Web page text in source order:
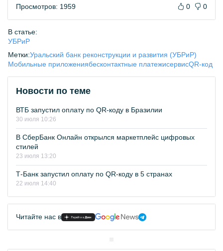
Просмотров: 1959 0 0
В статье:
УБРиР
Метки:Уральский банк реконструкции и развития (УБРиР)
Мобильные приложениябесконтактные платежисервисQR-код
Новости по теме
ВТБ запустил оплату по QR-коду в Бразилии
30 июля 10:26
В СберБанк Онлайн открылся маркетплейс цифровых
стилей
23 июля 13:20
Т-Банк запустил оплату по QR-коду в 5 странах
22 июля 14:40
Читайте нас в